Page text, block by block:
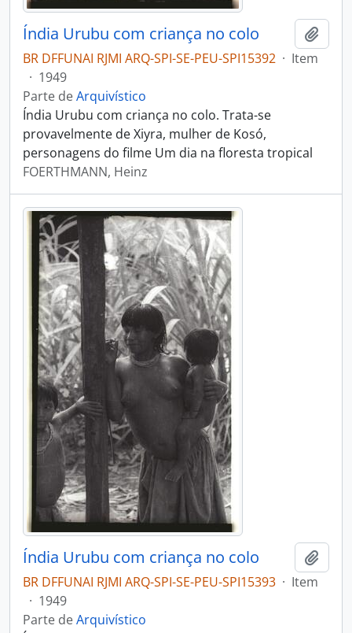
Índia Urubu com criança no colo
BR DFFUNAI RJMI ARQ-SPI-SE-PEU-SPI15392 · Item
· 1949
Parte deArquivístico
Índia Urubu com criança no colo. Trata-se
provavelmente de Xiyra, mulher de Kosó,
personagens do filme Um dia na floresta tropical
FOERTHMANN, Heinz
Índia Urubu com criança no colo
BR DFFUNAI RJMI ARQ-SPI-SE-PEU-SPI15393 · Item
· 1949
Parte deArquivístico